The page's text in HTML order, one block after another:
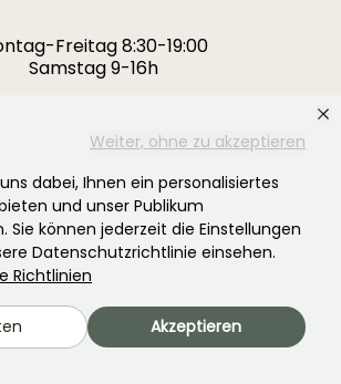
Weiter, ohne zu akzeptieren
dabei, Ihnen ein personalisiertes
und unser Publikum
Sie können jederzeit die Einstellungen
Datenschutzrichtlinie einsehen.
Richtlinien
Akzeptieren
Freitag 8:30-19:00
Samstag 9-16h
1012 rue Roger Lecerf
Frankreich
Sie uns →
ERFAHRUNG IST UNS WICHTIG
.